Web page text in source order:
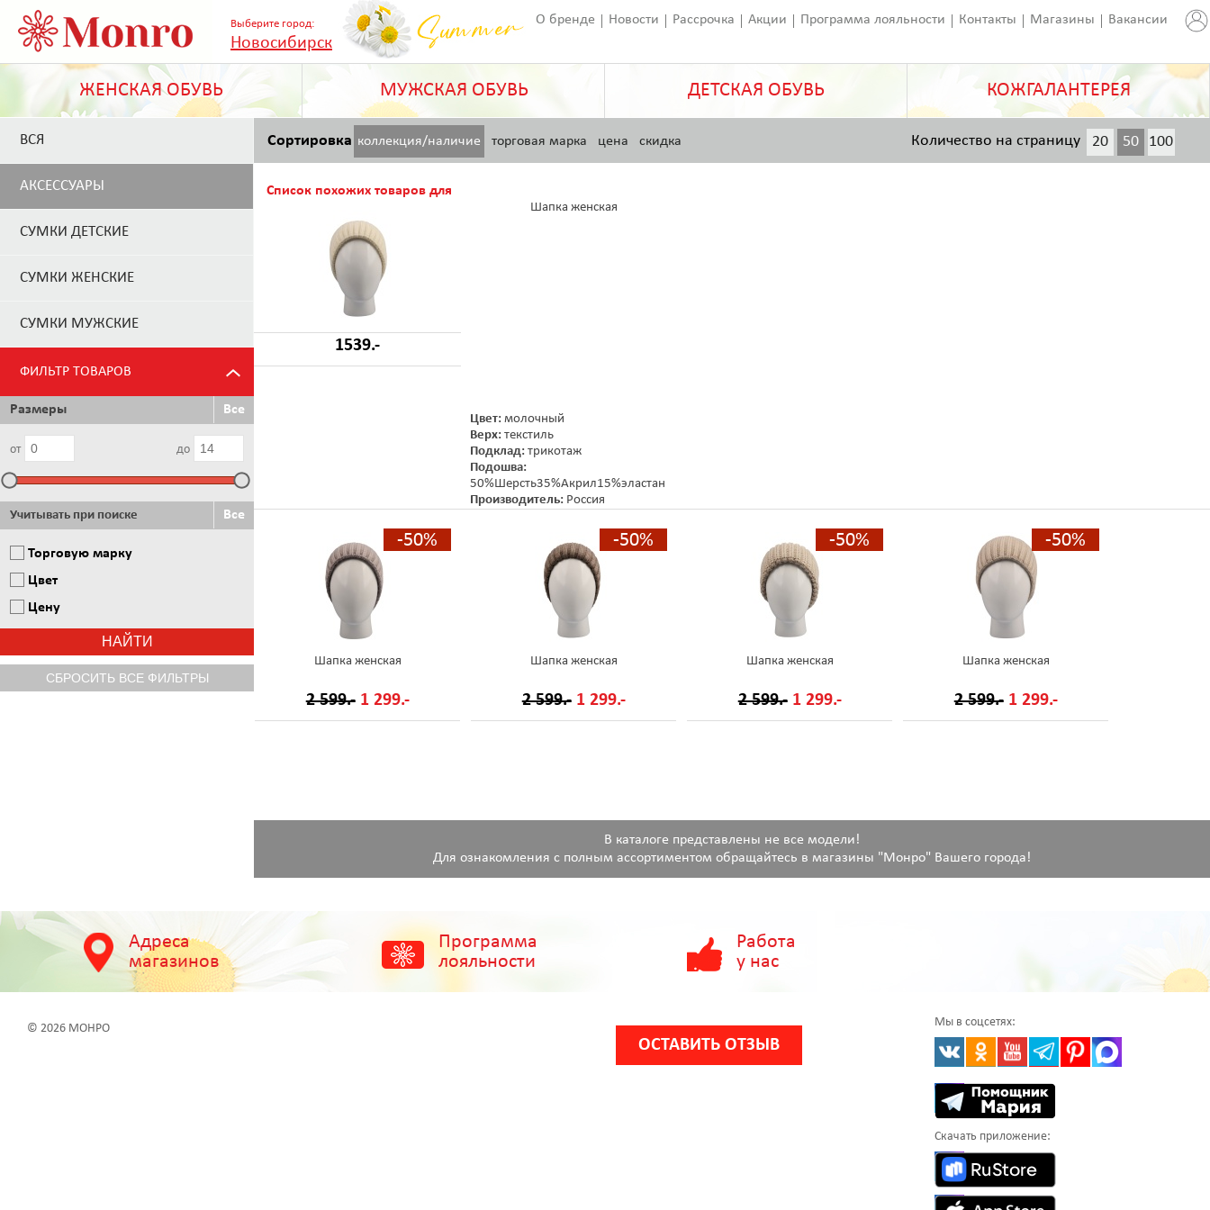
Выберите город:
Новосибирск
О бренде Новости Рассрочка Акции Программа лояльности Контакты Магазины Вакансии
ЖЕНСКАЯ ОБУВЬ МУЖСКАЯ ОБУВЬ ДЕТСКАЯ ОБУВЬ КОЖГАЛАНТЕРЕЯ
ВСЯ
АКСЕССУАРЫ
СУМКИ ДЕТСКИЕ
СУМКИ ЖЕНСКИЕ
СУМКИ МУЖСКИЕ
ФИЛЬТР ТОВАРОВ
Размеры Все
от до
Учитывать при поиске Все
Торговую марку
Цвет
Цену
Сортировка коллекция/наличие торговая марка цена скидка 20 50 100
Количество на страницу
Список похожих товаров для
1539.-
Шапка женская
Цвет: молочный
Верх: текстиль
Подклад: трикотаж
Подошва:
50%Шерсть35%Акрил15%эластан
Производитель: Россия
-50%
Шапка женская
2 599.- 1 299.-
-50%
Шапка женская
2 599.- 1 299.-
-50%
Шапка женская
2 599.- 1 299.-
-50%
Шапка женская
2 599.- 1 299.-
В каталоге представлены не все модели!
Для ознакомления с полным ассортиментом обращайтесь в магазины "Монро" Вашего города!
Адреса
магазинов
Программа
лояльности
Работа
у нас
© 2026 МОНРО
ОСТАВИТЬ ОТЗЫВ
Мы в соцсетях:
Скачать приложение: